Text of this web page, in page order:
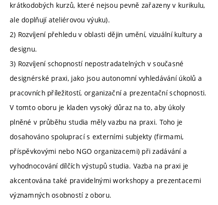
krátkodobých kurzů, které nejsou pevně zařazeny v kurikulu,
ale doplňují ateliérovou výuku).
2) Rozvíjení přehledu v oblasti dějin umění, vizuální kultury a
designu.
3) Rozvíjení schopností nepostradatelných v současné
designérské praxi, jako jsou autonomní vyhledávání úkolů a
pracovních příležitostí, organizační a prezentační schopnosti.
V tomto oboru je kladen vysoký důraz na to, aby úkoly
plněné v průběhu studia měly vazbu na praxi. Toho je
dosahováno spoluprací s externími subjekty (firmami,
příspěvkovými nebo NGO organizacemi) při zadávání a
vyhodnocování dílčích výstupů studia. Vazba na praxi je
akcentována také pravidelnými workshopy a prezentacemi
významných osobností z oboru.